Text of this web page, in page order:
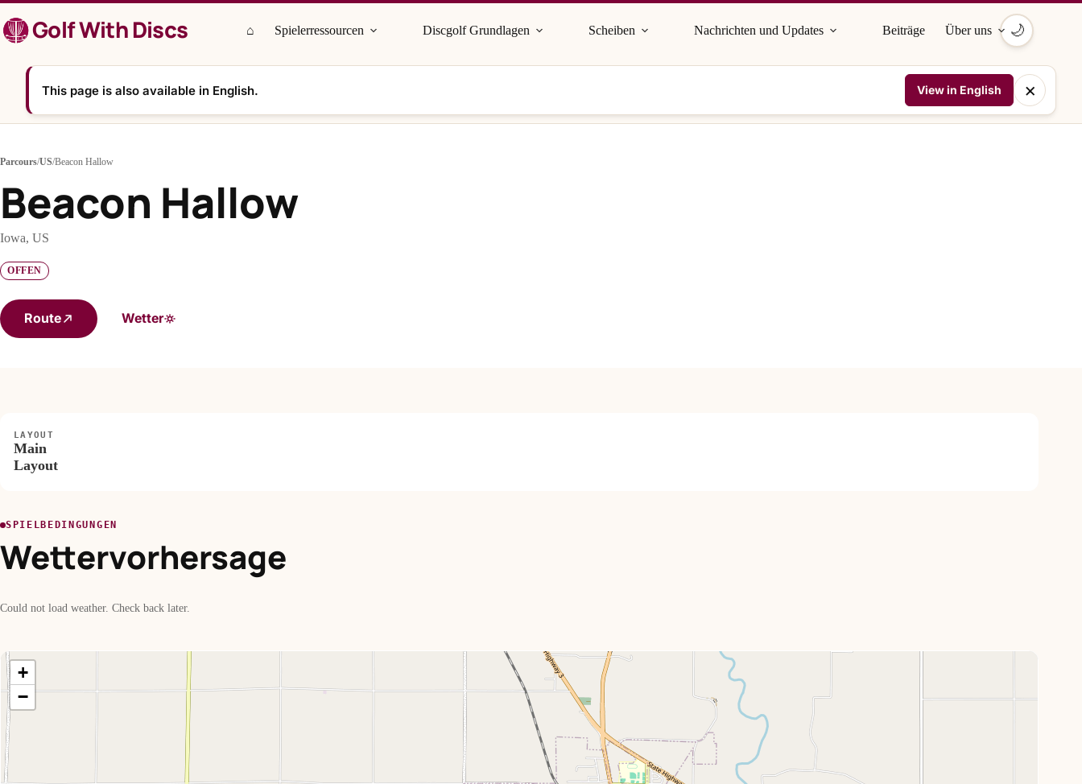
Inhalt
springenGolf With Discs ⌂ Spielerressourcen Discgolf Grundlagen Scheiben Nachrichten und Updates Beiträge Über uns 🌙
This page is also available in English. View in English ×
Parcours/US/Beacon Hallow
Beacon Hallow
Iowa, US
OFFEN
Route Wetter
LAYOUT
Main
Layout
SPIELBEDINGUNGEN
Wettervorhersage
Could not load weather. Check back later.
+
−